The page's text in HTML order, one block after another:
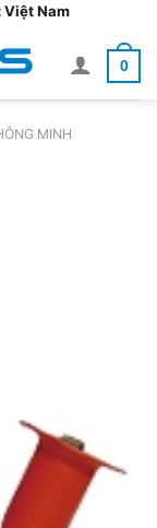
Việt Nam
0
MINH